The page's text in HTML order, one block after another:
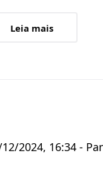
Leia mais
2024, 16:34 -